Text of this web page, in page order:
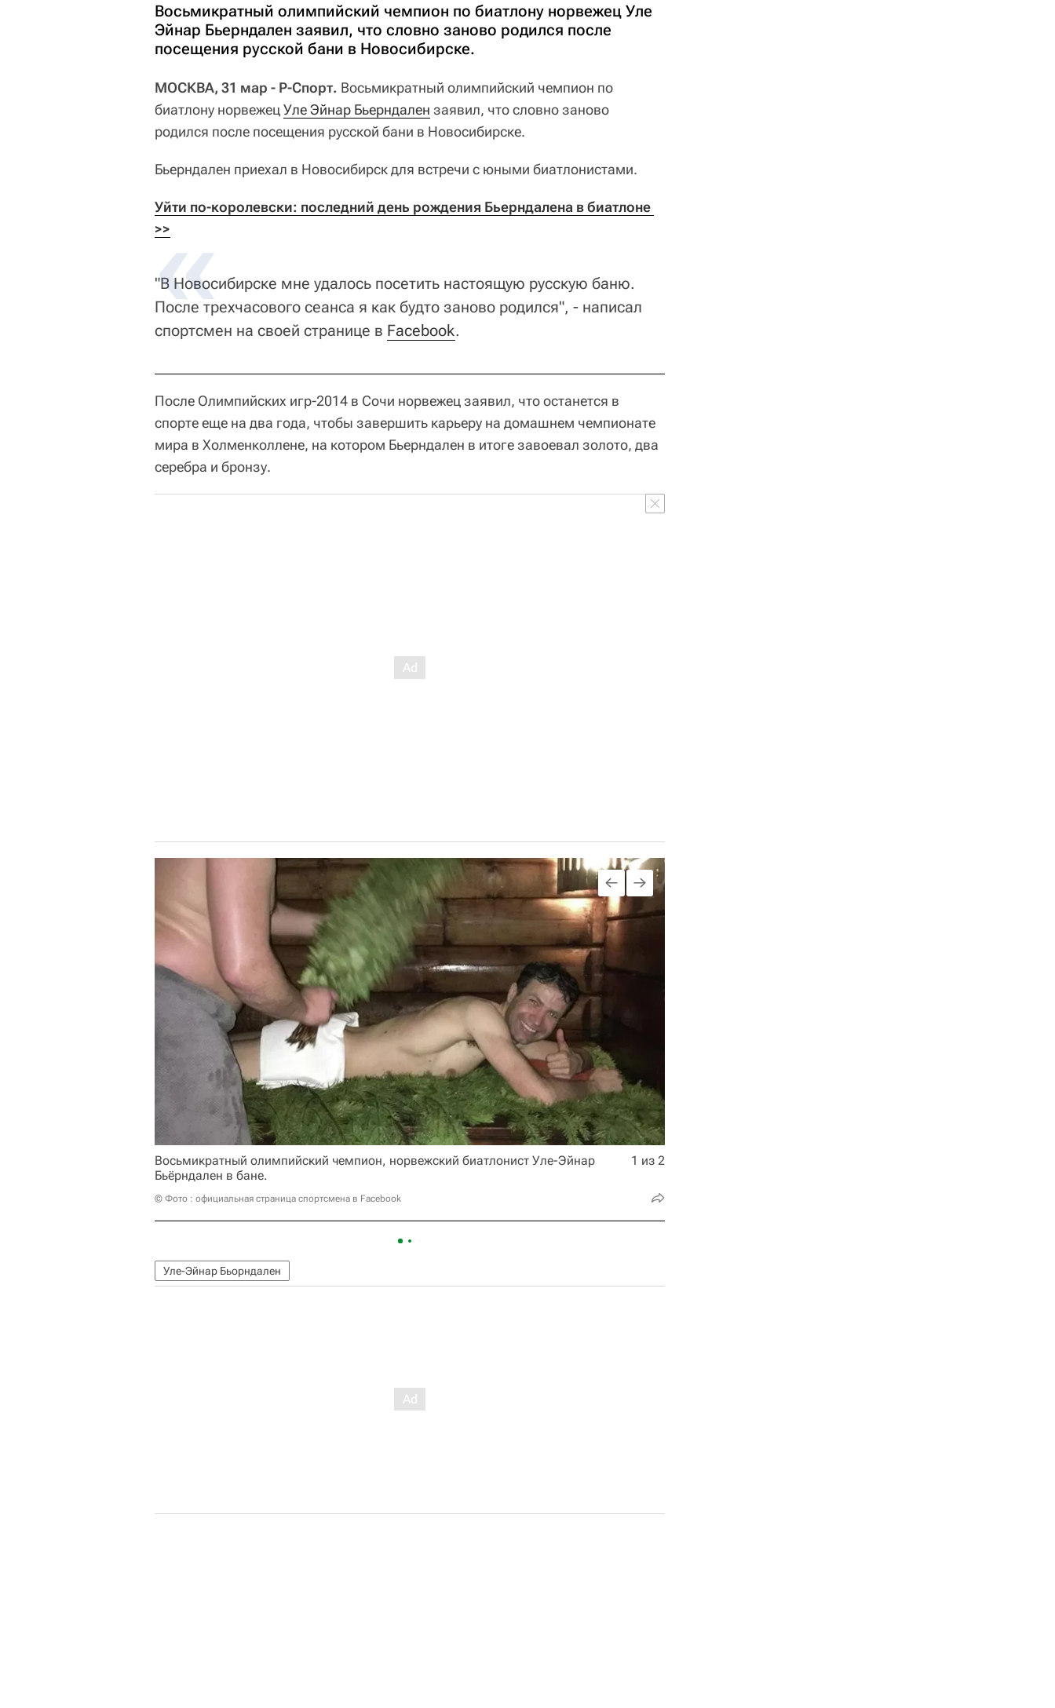
Восьмикратный олимпийский чемпион по биатлону норвежец Уле
Эйнар Бьерндален заявил, что словно заново родился после
посещения русской бани в Новосибирске.
МОСКВА, 31 мар - Р-Спорт. Восьмикратный олимпийский чемпион по
биатлону норвежецУле Эйнар Бьерндален заявил, что словно заново
родился после посещения русской бани в Новосибирске.
Бьерндален приехал в Новосибирск для встречи с юными биатлонистами.
Уйти по-королевски: последний день рождения Бьерндалена в биатлоне
>>
"В Новосибирске мне удалось посетить настоящую русскую баню.
После трехчасового сеанса я как будто заново родился", - написал
спортсмен на своей странице в Facebook.
После Олимпийских игр-2014 в Сочи норвежец заявил, что останется в
спорте еще на два года, чтобы завершить карьеру на домашнем чемпионате
мира в Холменколлене, на котором Бьерндален в итоге завоевал золото, два
серебра и бронзу.
Восьмикратный олимпийский чемпион, норвежский биатлонист Уле-Эйнар
Бьёрндален в бане.
© Фото : официальная страница спортсмена в Facebook
1 из 2
Уле-Эйнар Бьорндален